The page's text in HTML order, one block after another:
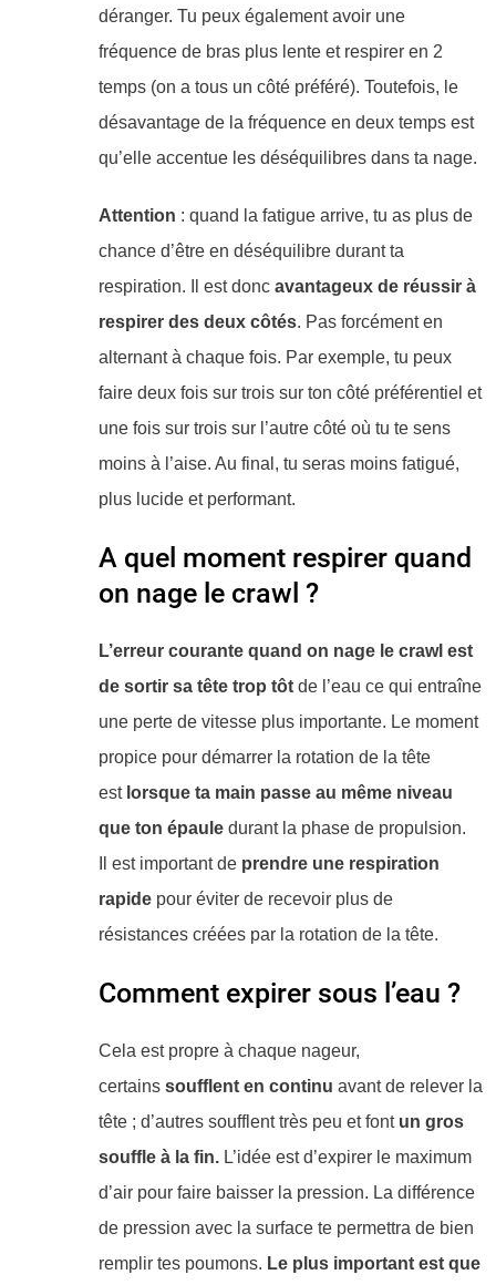
déranger. Tu peux également avoir une
fréquence de bras plus lente et respirer en 2
temps (on a tous un côté préféré). Toutefois, le
désavantage de la fréquence en deux temps est
qu’elle accentue les déséquilibres dans ta nage.
Attention : quand la fatigue arrive, tu as plus de
chance d’être en déséquilibre durant ta
respiration. Il est donc avantageux de réussir à
respirer des deux côtés. Pas forcément en
alternant à chaque fois. Par exemple, tu peux
faire deux fois sur trois sur ton côté préférentiel et
une fois sur trois sur l’autre côté où tu te sens
moins à l’aise. Au final, tu seras moins fatigué,
plus lucide et performant.
A quel moment respirer quand
on nage le crawl ?
L’erreur courante quand on nage le crawl est
de sortir sa tête trop tôt de l’eau ce qui entraîne
une perte de vitesse plus importante. Le moment
propice pour démarrer la rotation de la tête
est lorsque ta main passe au même niveau
que ton épauledurant la phase de propulsion.
Il est important de prendre une respiration
rapidepour éviter de recevoir plus de
résistances créées par la rotation de la tête.
Comment expirer sous l’eau ?
​Cela est propre à chaque nageur,
certains soufflent en continu avant de relever la
tête ; d’autres soufflent très peu et font un gros
souffle à la fin.L’idée est d’expirer le maximum
d’air pour faire baisser la pression. La différence
de pression avec la surface te permettra de bien
remplir tes poumons. Le plus important est que